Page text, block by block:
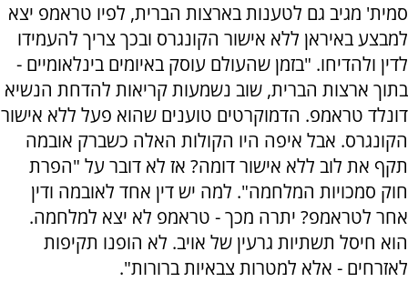
סמית' מגיב גם לטענות בארצות הברית, לפיו טראמפ יצא
למבצע באיראן ללא אישור הקונגרס ובכך צריך להעמידו
לדין ולהדיחו. "בזמן שהעולם עוסק באיומים בינלאומיים -
בתוך ארצות הברית, שוב נשמעות קריאות להדחת הנשיא
דונלד טראמפ. הדמוקרטים טוענים שהוא פעל ללא אישור
הקונגרס. אבל איפה היו הקולות האלה כשברק אובמה
תקף את לוב ללא אישור דומה? אז לא דובר על "הפרת
חוק סמכויות המלחמה". למה יש דין אחד לאובמה ודין
אחר לטראמפ? יתרה מכך - טראמפ לא יצא למלחמה.
הוא חיסל תשתיות גרעין של אויב. לא הופנו תקיפות
לאזרחים - אלא למטרות צבאיות ברורות".